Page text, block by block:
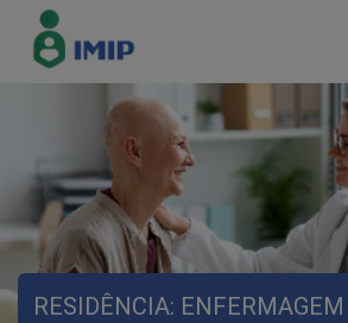
RESIDÊNCIA: